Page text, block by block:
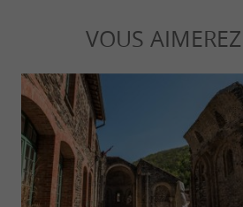
VOUS AIMEREZ